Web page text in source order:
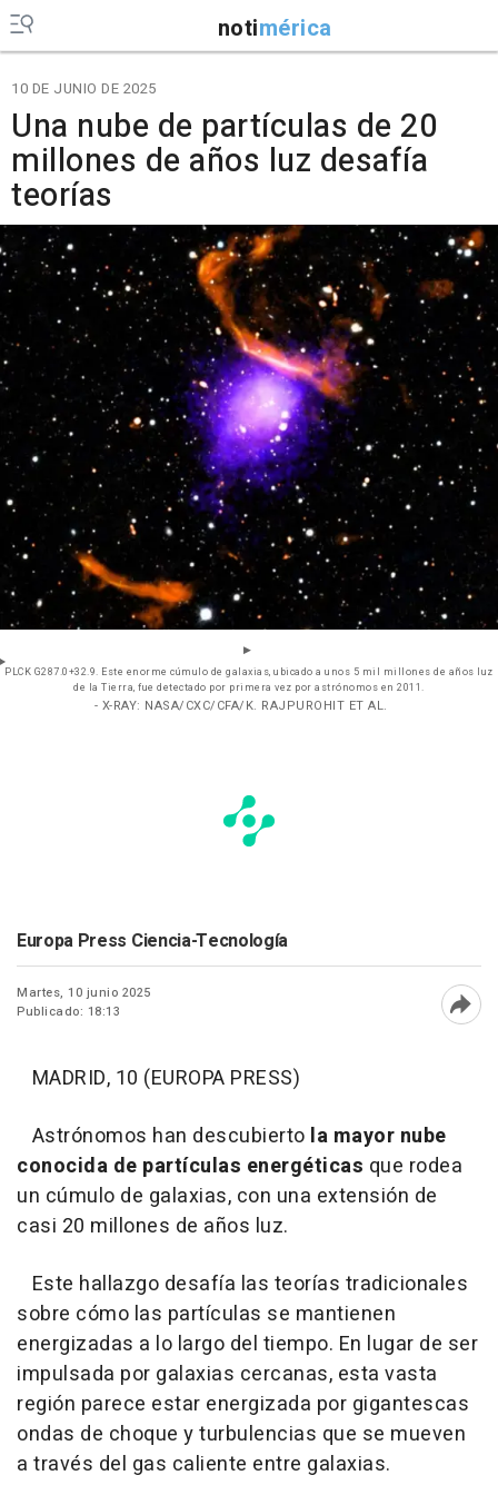
notimérica
10 DE JUNIO DE 2025
Una nube de partículas de 20
millones de años luz desafía
teorías
PLCK G287.0+32.9. Este enorme cúmulo de galaxias, ubicado a unos 5 mil millones de años luz
de la Tierra, fue detectado por primera vez por astrónomos en 2011.
- X-RAY: NASA/CXC/CFA/K. RAJPUROHIT ET AL.
Europa Press Ciencia-Tecnología
Martes, 10 junio 2025
Publicado: 18:13
MADRID, 10 (EUROPA PRESS)
Astrónomos han descubierto la mayor nube
conocida de partículas energéticas que rodea
un cúmulo de galaxias, con una extensión de
casi 20 millones de años luz.
Este hallazgo desafía las teorías tradicionales
sobre cómo las partículas se mantienen
energizadas a lo largo del tiempo. En lugar de ser
impulsada por galaxias cercanas, esta vasta
región parece estar energizada por gigantescas
ondas de choque y turbulencias que se mueven
a través del gas caliente entre galaxias.